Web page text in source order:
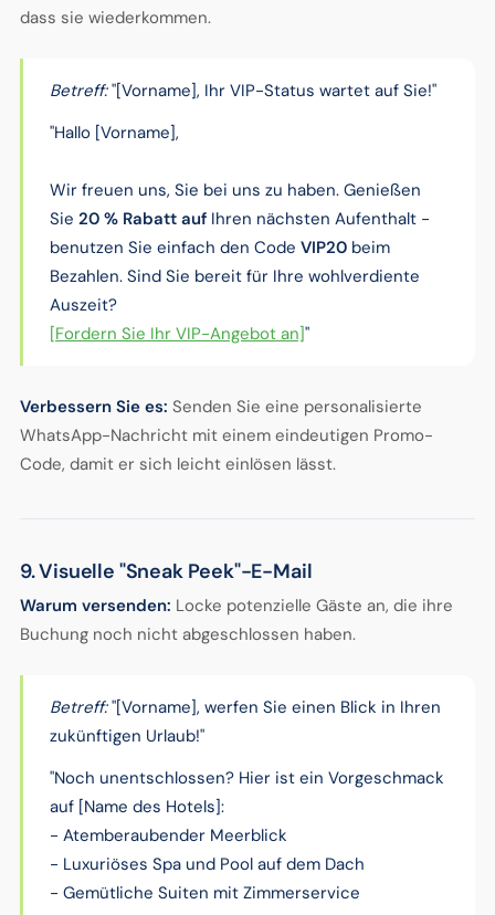
dass sie wiederkommen.
Betreff:"[Vorname], Ihr VIP-Status wartet auf Sie!"
"Hallo [Vorname],
Wir freuen uns, Sie bei uns zu haben. Genießen
Sie 20 % Rabatt aufIhren nächsten Aufenthalt -
benutzen Sie einfach den Code VIP20beim
Bezahlen. Sind Sie bereit für Ihre wohlverdiente
Auszeit?
[Fordern Sie Ihr VIP-Angebot an]"
Verbessern Sie es: Senden Sie eine personalisierte
WhatsApp-Nachricht mit einem eindeutigen Promo-
Code, damit er sich leicht einlösen lässt.
9. Visuelle "Sneak Peek"-E-Mail
Warum versenden: Locke potenzielle Gäste an, die ihre
Buchung noch nicht abgeschlossen haben.
Betreff:"[Vorname], werfen Sie einen Blick in Ihren
zukünftigen Urlaub!"
"Noch unentschlossen? Hier ist ein Vorgeschmack
auf [Name des Hotels]:
- Atemberaubender Meerblick
- Luxuriöses Spa und Pool auf dem Dach
- Gemütliche Suiten mit Zimmerservice